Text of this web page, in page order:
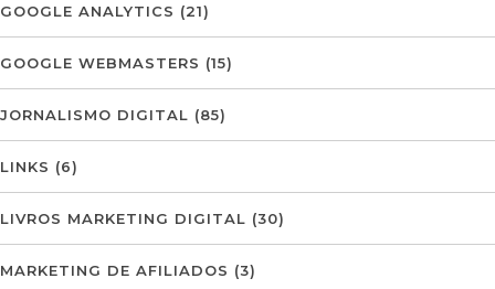
GOOGLE ANALYTICS (21)
GOOGLE WEBMASTERS (15)
JORNALISMO DIGITAL (85)
LINKS (6)
LIVROS MARKETING DIGITAL (30)
MARKETING DE AFILIADOS (3)